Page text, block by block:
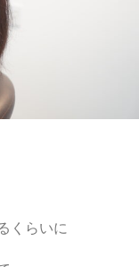
くらいに